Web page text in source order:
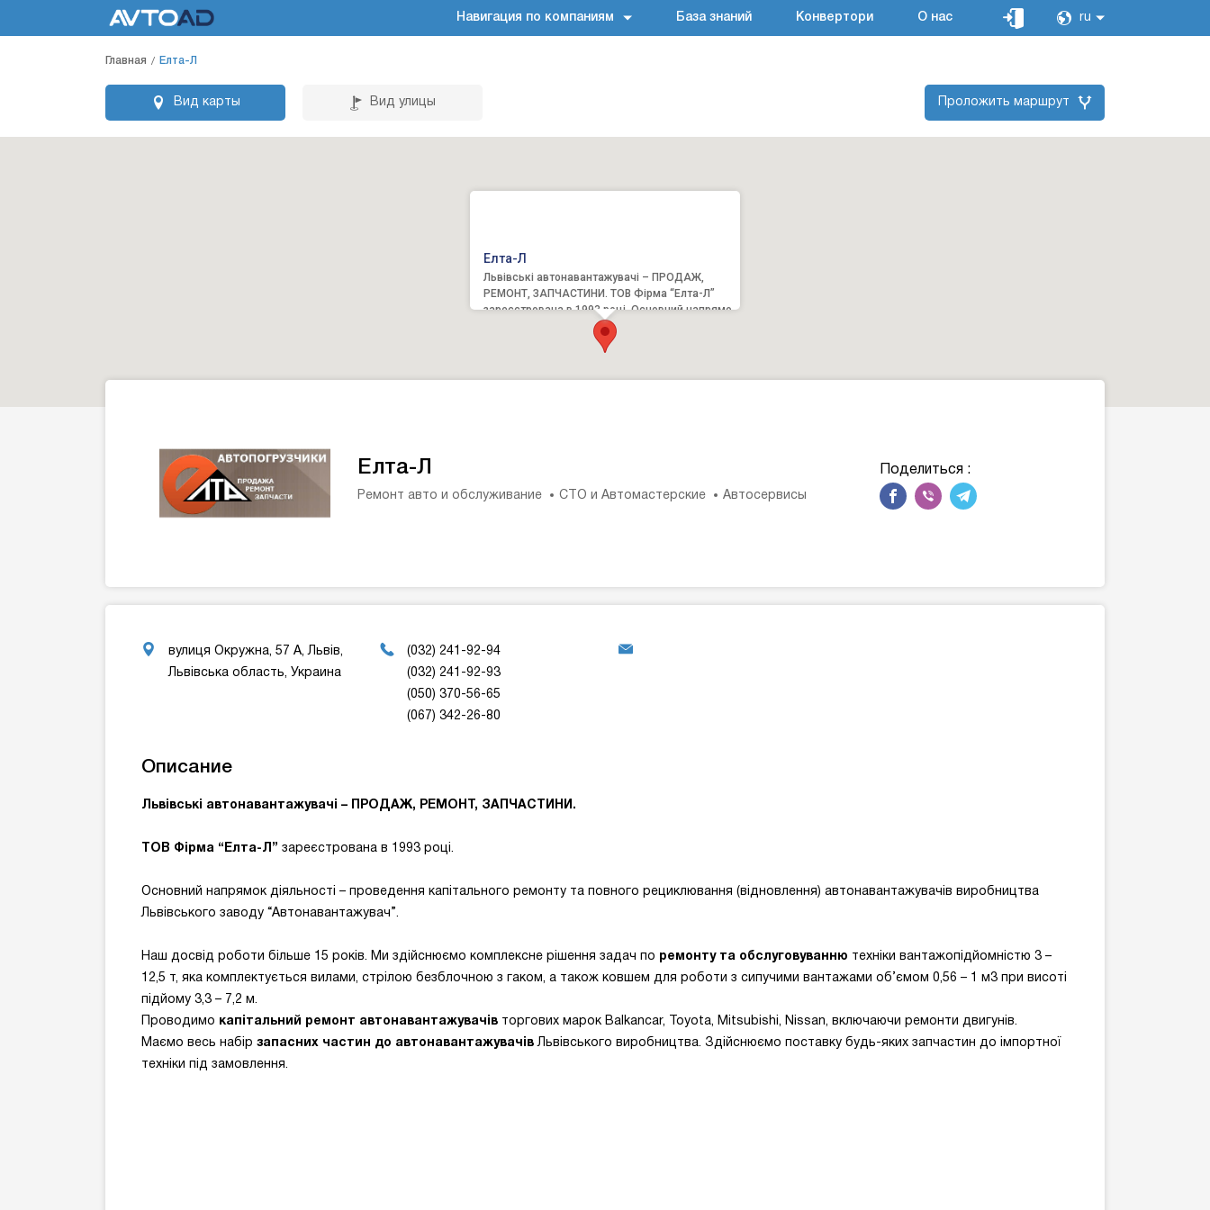
Навигация по компаниям База знаний Конвертори О нас ru
Главная Елта-Л
Вид карты Вид улицы Проложить маршрут
Елта-Л
Львівські автонавантажувачі – ПРОДАЖ,
РЕМОНТ, ЗАПЧАСТИНИ. ТОВ Фірма “Елта-Л”
зареєстрована в 1993 році. Основний напрямок
діяльності – проведення...
Елта-Л
Ремонт авто и обслуживание СТО и Автомастерские Автосервисы
Поделиться :
вулиця Окружна, 57 А, Львів,
Львівська область, Украина
(032) 241-92-94
(032) 241-92-93
(050) 370-56-65
(067) 342-26-80
Описание
Львівські автонавантажувачі – ПРОДАЖ, РЕМОНТ, ЗАПЧАСТИНИ.
ТОВ Фірма “Елта-Л” зареєстрована в 1993 році.
Основний напрямок діяльності – проведення капітального ремонту та повного рециклювання (відновлення) автонавантажувачів виробництва
Львівського заводу “Автонавантажувач”.
Наш досвід роботи більше 15 років. Ми здійснюємо комплексне рішення задач по ремонту та обслуговуванню техніки вантажопідйомністю 3 –
12,5 т, яка комплектується вилами, стрілою безблочною з гаком, а також ковшем для роботи з сипучими вантажами об’ємом 0,56 – 1 м3 при висоті
підйому 3,3 – 7,2 м.
Проводимо капітальний ремонт автонавантажувачів торгових марок Balkancar, Toyota, Mitsubishi, Nissan, включаючи ремонти двигунів.
Маємо весь набір запасних частин до автонавантажувачів Львівського виробництва. Здійснюємо поставку будь-яких запчастин до імпортної
техніки під замовлення.